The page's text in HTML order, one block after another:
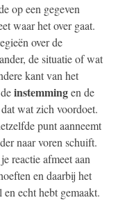
op een gegeven
waar het over gaat.
over de
de situatie of wat
kant van het
instemming en de
wat zich voordoet.
punt aanneemt
naar voren schuift.
reactie afmeet aan
en daarbij het
echt hebt gemaakt.